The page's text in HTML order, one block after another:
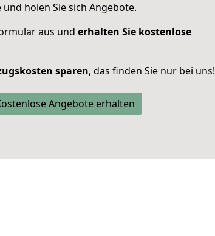
holen Sie sich Angebote.
aus und erhalten Sie kostenlose
sparen, das finden Sie nur bei uns!
Angebote erhalten